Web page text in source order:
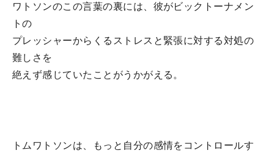
ワトソンのこの言葉の裏には、彼がビックトーナメン
トの
プレッシャーからくるストレスと緊張に対する対処の
難しさを
絶えず感じていたことがうかがえる。
トムワトソンは、もっと自分の感情をコントロールす